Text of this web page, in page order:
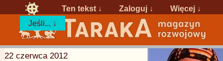
Ten tekst ↓ Zaloguj ↓
Więcej ↓
Jeśli... ↓
22 czerwca 2012